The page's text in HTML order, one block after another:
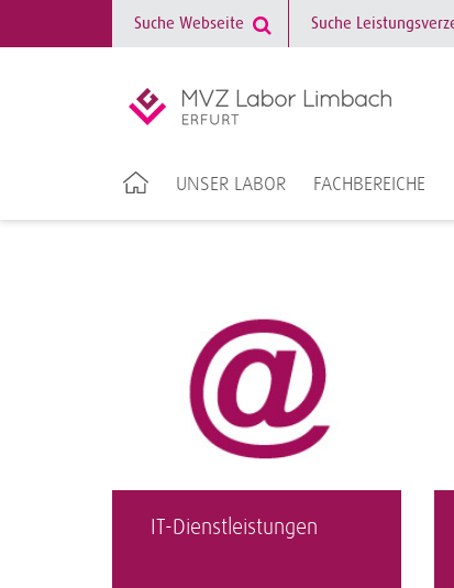
UNSER LABOR FACHBEREICHE
IT-Dienstleistungen